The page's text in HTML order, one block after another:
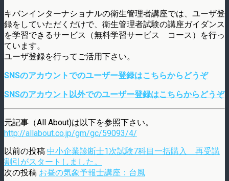
キバンインターナショナルの衛生管理者講座では、ユーザ登
録をしていただくだけで、衛生管理者試験の講座ガイダンス
を学習できるサービス（無料学習サービス コース）を行っ
ています。
ユーザ登録を行ってご活用下さい。
SNSのアカウントでのユーザー登録はこちらからどうぞ
SNSのアカウント以外でのユーザー登録はこちらからどうぞ
元記事（All About)は以下を参照下さい。
http://allabout.co.jp/gm/gc/59093/4/
以前の投稿 中小企業診断士1次試験7科目一括購入 再受講
割引がスタートしました。
次の投稿 お昼の気象予報士講座：台風